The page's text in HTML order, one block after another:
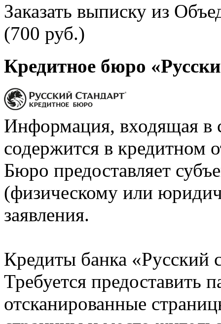
Заказать выписку из
(700 руб.)
Кредитное бюро
Информация, входящая в
содержится в кредитном
Бюро предоставляет
(физическому или
заявления.
Кредиты банка «Русский
Требуется предоставить
отсканированные